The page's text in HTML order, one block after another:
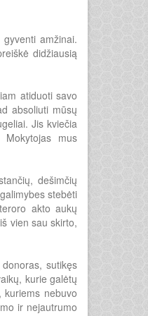
amžinai.
didžiausią
atiduoti savo
absoliuti mūsų
Jis kviečia
mus
dešimčių
stebėti
akto aukų
vien sau skirto,
sutikęs
kurie galėtų
nebuvo
ir nejautrumo